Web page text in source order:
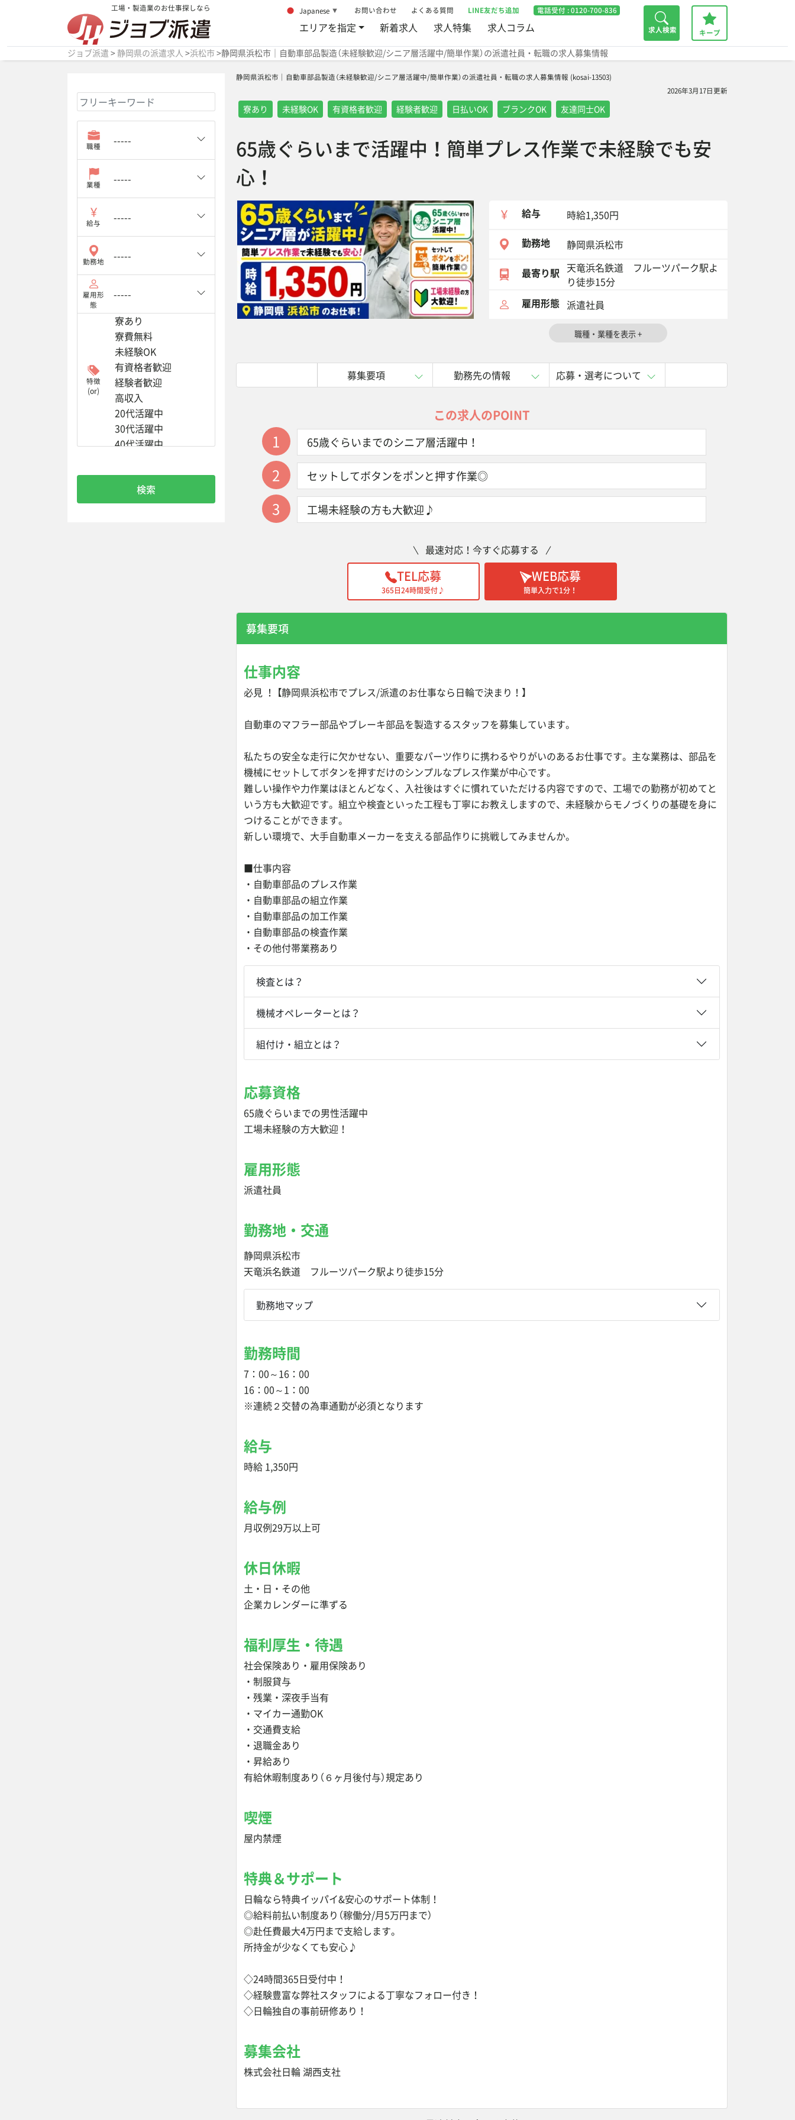
工場・製造業のお仕事探しなら Japanese ▼ お問い合わせ よくある質問 LINE友だち追加 電話受付 :0120-700-836
エリアを指定 新着求人 求人特集 求人コラム 求人検索 キープ
ジョブ派遣 >静岡県の派遣求人 >浜松市 >静岡県浜松市｜自動車部品製造（未経験歓迎/シニア層活躍中/簡単作業）の派遣社員・転職の求人募集情報
静岡県浜松市｜自動車部品製造（未経験歓迎/シニア層活躍中/簡単作業）の派遣社員・転職の求人募集情報 (kosai-13503)
2026年3月17日更新
寮あり 未経験OK 有資格者歓迎 経験者歓迎 日払いOK ブランクOK 友達同士OK
65歳ぐらいまで活躍中！簡単プレス作業で未経験でも安
心！
給与
時給1,350円
勤務地
静岡県浜松市
最寄り駅 天竜浜名鉄道 フルーツパーク駅よ
り徒歩15分
雇用形態 派遣社員
募集要項 勤務先の情報 応募・選考について
この求人のPOINT
1 65歳ぐらいまでのシニア層活躍中！
2 セットしてボタンをポンと押す作業◎
3 工場未経験の方も大歓迎♪
最速対応！今すぐ応募する
WEB応募
簡単入力で1分！
TEL応募
365日24時間受付♪
募集要項
仕事内容
必見 ！ 【静岡県浜松市でプレス/派遣のお仕事なら日輪で決まり！】
自動車のマフラー部品やブレーキ部品を製造するスタッフを募集しています。
私たちの安全な走行に欠かせない、重要なパーツ作りに携わるやりがいのあるお仕事です。主な業務は、部品を
機械にセットしてボタンを押すだけのシンプルなプレス作業が中心です。
難しい操作や力作業はほとんどなく、入社後はすぐに慣れていただける内容ですので、工場での勤務が初めてと
いう方も大歓迎です。組立や検査といった工程も丁寧にお教えしますので、未経験からモノづくりの基礎を身に
つけることができます。
新しい環境で、大手自動車メーカーを支える部品作りに挑戦してみませんか。
■仕事内容
・自動車部品のプレス作業
・自動車部品の組立作業
・自動車部品の加工作業
・自動車部品の検査作業
・その他付帯業務あり
検査とは？
機械オペレーターとは？
組付け・組立とは？
応募資格
65歳ぐらいまでの男性活躍中
工場未経験の方大歓迎！
雇用形態
派遣社員
勤務地・交通
静岡県浜松市
天竜浜名鉄道 フルーツパーク駅より徒歩15分
勤務地マップ
勤務時間
7：00～16：00
16：00～1：00
※連続２交替の為車通勤が必須となります
給与
時給 1,350円
給与例
月収例29万以上可
休日休暇
土・日・その他
企業カレンダーに準ずる
福利厚生・待遇
社会保険あり・雇用保険あり
・制服貸与
・残業・深夜手当有
・マイカー通勤OK
・交通費支給
・退職金あり
・昇給あり
有給休暇制度あり（６ヶ月後付与）規定あり
喫煙
屋内禁煙
特典＆サポート
日輪なら特典イッパイ&安心のサポート体制！
◎給料前払い制度あり（稼働分/月5万円まで）
◎赴任費最大4万円まで支給します。
所持金が少なくても安心♪
◇24時間365日受付中！
◇経験豊富な弊社スタッフによる丁寧なフォロー付き！
◇日輪独自の事前研修あり！
募集会社
株式会社日輪 湖西支社
職種
業種
給与
勤務地
雇用形
態
特徴
(or)
検索